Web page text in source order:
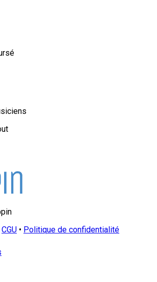
CGU • Politique de confidentialité